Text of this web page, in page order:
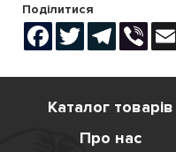
Поділитися
Facebook
Twitter Telegram
Viber
Каталог товарів
Про нас